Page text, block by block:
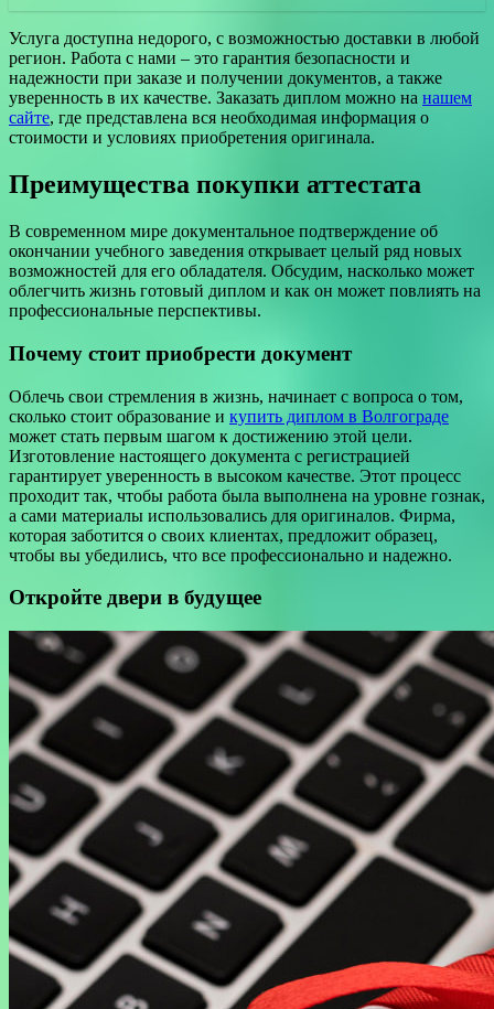
Услуга доступна недорого, с возможностью доставки в любой
регион. Работа с нами – это гарантия безопасности и
надежности при заказе и получении документов, а также
уверенность в их качестве. Заказать диплом можно на нашем
сайте, где представлена вся необходимая информация о
стоимости и условиях приобретения оригинала.
Преимущества покупки аттестата
В современном мире документальное подтверждение об
окончании учебного заведения открывает целый ряд новых
возможностей для его обладателя. Обсудим, насколько может
облегчить жизнь готовый диплом и как он может повлиять на
профессиональные перспективы.
Почему стоит приобрести документ
Облечь свои стремления в жизнь, начинает с вопроса о том,
сколько стоит образование и купить диплом в Волгограде
может стать первым шагом к достижению этой цели.
Изготовление настоящего документа с регистрацией
гарантирует уверенность в высоком качестве. Этот процесс
проходит так, чтобы работа была выполнена на уровне гознак,
а сами материалы использовались для оригиналов. Фирма,
которая заботится о своих клиентах, предложит образец,
чтобы вы убедились, что все профессионально и надежно.
Откройте двери в будущее